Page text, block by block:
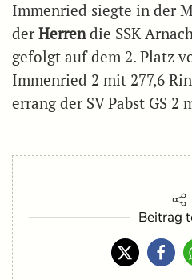
Immenried siegte in der
derHerrendie SSK
gefolgt auf dem 2. Platz
Immenried 2 mit 277,6
errang der SV Pabst GS 2
Beitrag